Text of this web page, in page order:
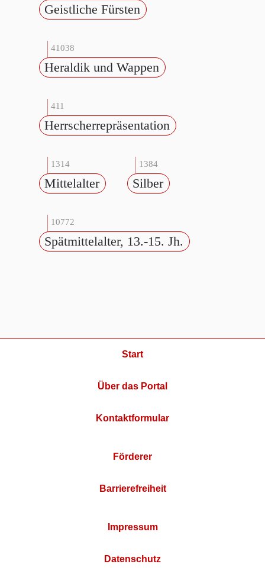
Geistliche Fürsten
41038
Heraldik und Wappen
411
Herrscherrepräsentation
1314
Mittelalter
1384
Silber
10772
Spätmittelalter, 13.-15. Jh.
Start
Über das Portal
Kontaktformular
Förderer
Barrierefreiheit
Impressum
Datenschutz